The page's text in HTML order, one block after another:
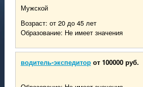
Мужской
Возраст: от 20 до 45 лет
Образование: Не имеет значения
водитель-экспедитор от 100000 руб.